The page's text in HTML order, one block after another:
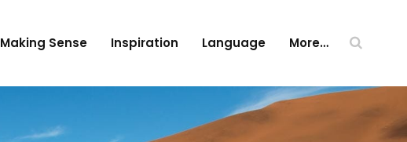
Making Sense Inspiration Language More…